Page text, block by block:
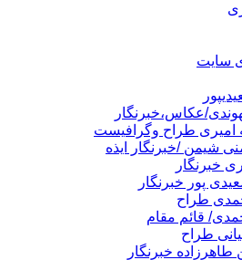
سایت
عکاس،خبرنگار
امیری طراح وگرافیست
شیمن /خبرنگار ایذه
خبرنگار
پور خبرنگار
طراح
قائم مقام
طراح
طاهرزاده خبرنگار